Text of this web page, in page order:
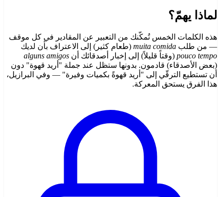
لماذا يهمّ؟
هذه الكلمات الخمس تُمكّنك من التعبير عن المقادير في كل موقف
— من طلب muita comida (طعام كثير) إلى الاعتراف بأن لديك
pouco tempo (وقتاً قليلاً) إلى إخبار أصدقائك أن alguns amigos
(بعض الأصدقاء) قادمون. بدونها ستظل عند جملة "أريد قهوة" دون
أن تستطيع الترقّي إلى "أريد قهوةً بكميات وفيرة" — وفي البرازيل،
هذا الفرق يستحق المعركة.